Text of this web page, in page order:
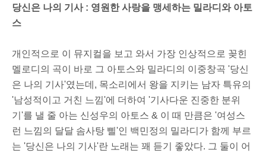
당신은 나의 기사 : 영원한 사랑을 맹세하는 밀라디와 아토
스
개인적으로 이 뮤지컬을 보고 와서 가장 인상적으로 꽂힌
멜로디의 곡이 바로 그 아토스와 밀라디의 이중창곡 '당신
은 나의 기사'였는데, 목소리에서 왕을 지키는 남자 특유의
'남성적이고 거친 느낌'에 더하여 '기사다운 진중한 분위
기'를 낼 줄 아는 신성우의 아토스 & 이 때 만큼은 '여성스
런 느낌의 달달 솜사탕 삘'인 백민정의 밀라디가 함께 부르
는 '당신은 나의 기사'란 노래는 꽤 듣기 좋았다. 그 둘이 어